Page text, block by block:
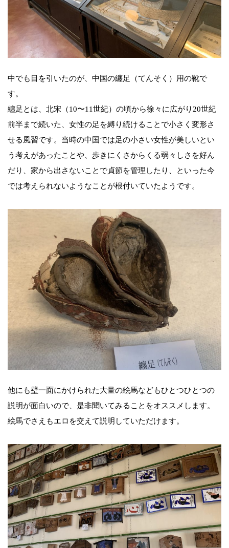
中でも目を引いたのが、中国の纏足（てんそく）用の靴で
す。
纏足とは、北宋（10〜11世紀）の頃から徐々に広がり20世紀
前半まで続いた、女性の足を縛り続けることで小さく変形さ
せる風習です。当時の中国では足の小さい女性が美しいとい
う考えがあったことや、歩きにくさからくる弱々しさを好ん
だり、家から出さないことで貞節を管理したり、といった今
では考えられないようなことが根付いていたようです。
他にも壁一面にかけられた大量の絵馬などもひとつひとつの
説明が面白いので、是非聞いてみることをオススメします。
絵馬でさえもエロを交えて説明していただけます。